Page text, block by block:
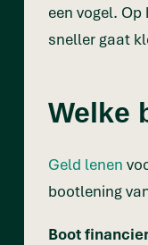
een vogel.
sneller gaat
Welke
Geld lenen
bootlening
Boot